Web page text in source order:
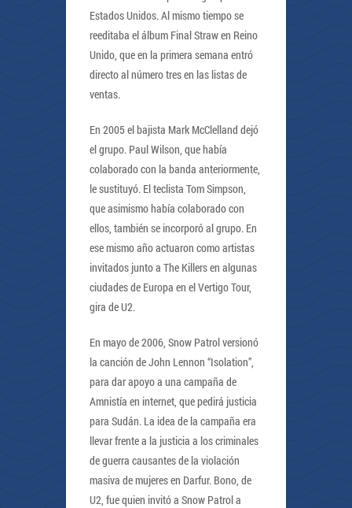
Estados Unidos. Al mismo tiempo se
reeditaba el álbum Final Straw en Reino
Unido, que en la primera semana entró
directo al número tres en las listas de
ventas.
En 2005 el bajista Mark McClelland dejó
el grupo. Paul Wilson, que había
colaborado con la banda anteriormente,
le sustituyó. El teclista Tom Simpson,
que asimismo había colaborado con
ellos, también se incorporó al grupo. En
ese mismo año actuaron como artistas
invitados junto a The Killers en algunas
ciudades de Europa en el Vertigo Tour,
gira de U2.
En mayo de 2006, Snow Patrol versionó
la canción de John Lennon “Isolation”,
para dar apoyo a una campaña de
Amnistía en internet, que pedirá justicia
para Sudán. La idea de la campaña era
llevar frente a la justicia a los criminales
de guerra causantes de la violación
masiva de mujeres en Darfur. Bono, de
U2, fue quien invitó a Snow Patrol a